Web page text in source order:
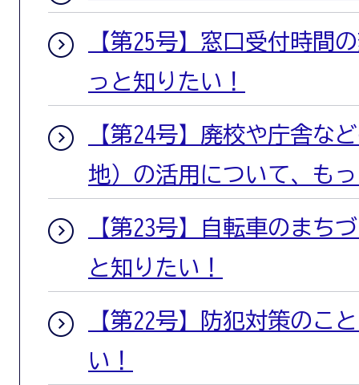
【第25号】窓口受付時間
っと知りたい！
【第24号】廃校や庁舎な
地）の活用について、も
【第23号】自転車のまち
と知りたい！
【第22号】防犯対策のこ
い！